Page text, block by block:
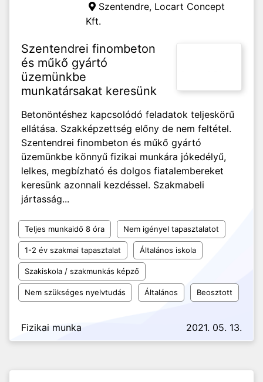
Szentendre, Locart Concept
Kft.
Szentendrei finombeton
és műkő gyártó
üzemünkbe
munkatársakat keresünk
Betonöntéshez kapcsolódó feladatok teljeskörű
ellátása. Szakképzettség előny de nem feltétel.
Szentendrei finombeton és műkő gyártó
üzemünkbe könnyű fizikai munkára jókedélyű,
lelkes, megbízható és dolgos fiatalembereket
keresünk azonnali kezdéssel. Szakmabeli
jártasság...
Teljes munkaidő 8 óra Nem igényel tapasztalatot
1-2 év szakmai tapasztalat Általános iskola
Szakiskola / szakmunkás képző
Nem szükséges nyelvtudás Általános Beosztott
Fizikai munka 2021. 05. 13.